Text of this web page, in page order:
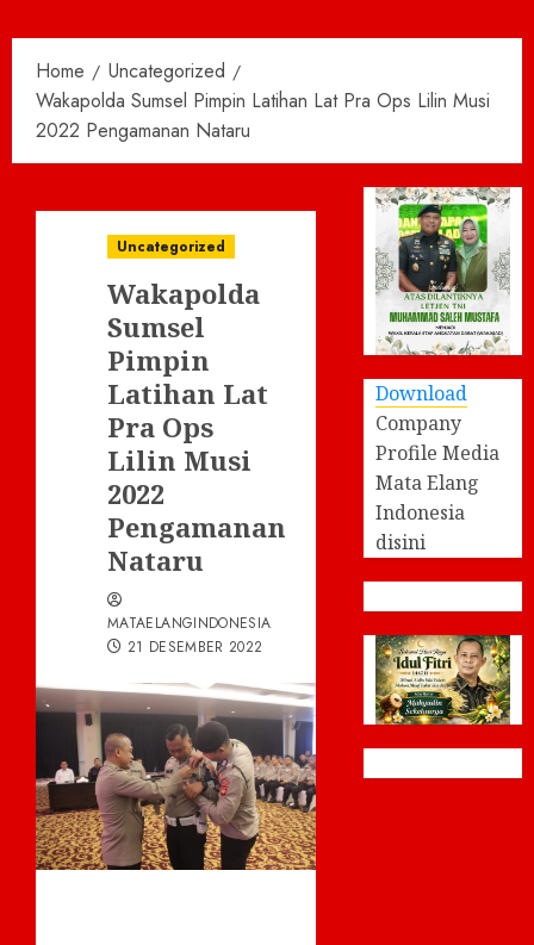
Home
Uncategorized
Wakapolda Sumsel Pimpin Latihan Lat Pra Ops Lilin Musi
2022 Pengamanan Nataru
Uncategorized
Wakapolda
Sumsel
Pimpin
Latihan Lat
Pra Ops
Lilin Musi
2022
Pengamanan
Nataru
MATAELANGINDONESIA
21 DESEMBER 2022
Download
Company
Profile Media
Mata Elang
Indonesia
disini